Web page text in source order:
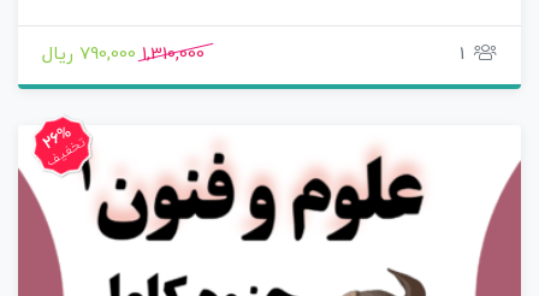
1
1,310,000 790,000 ریال
26%
تخفیف